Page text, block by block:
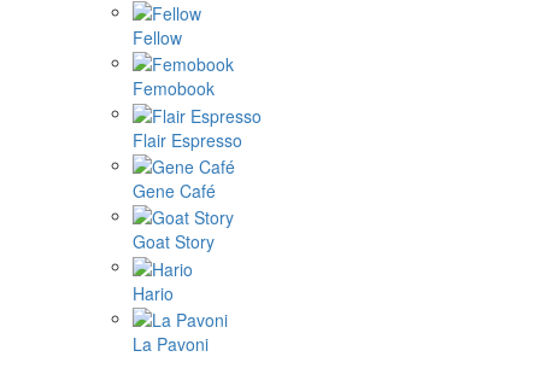
Fellow
Femobook
Flair Espresso
Gene Café
Goat Story
Hario
La Pavoni